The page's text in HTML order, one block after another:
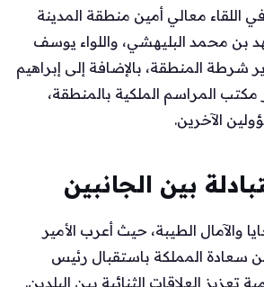
اللقاء معالي أمين منطقة المدينة
بن محمد البليهشي، واللواء يوسف
شرطة المنطقة، بالإضافة إلى إبراهيم
مكتب المراسم الملكية بالمنطقة،
الآخرين.
بين الجانبين
والآمال الطيبة، حيث أعرب الأمير
سعادة المملكة باستقبال رئيس
تعزيز العلاقات الثنائية بين البلدين.